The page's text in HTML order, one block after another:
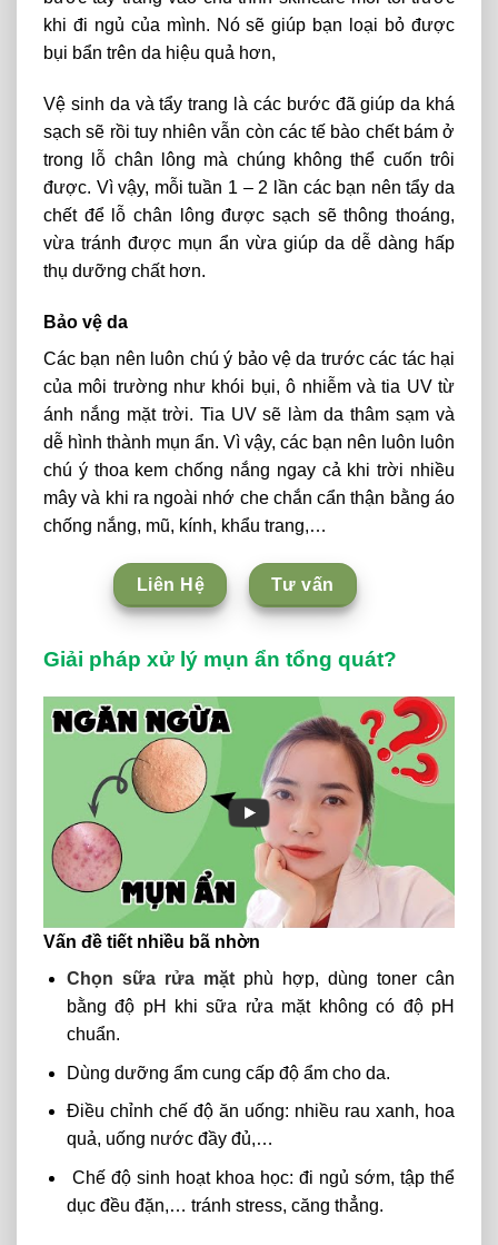
khi đi ngủ của mình. Nó sẽ giúp bạn loại bỏ được
bụi bẩn trên da hiệu quả hơn,
Vệ sinh da và tẩy trang là các bước đã giúp da khá
sạch sẽ rồi tuy nhiên vẫn còn các tế bào chết bám ở
trong lỗ chân lông mà chúng không thể cuốn trôi
được. Vì vậy, mỗi tuần 1 – 2 lần các bạn nên tẩy da
chết để lỗ chân lông được sạch sẽ thông thoáng,
vừa tránh được mụn ẩn vừa giúp da dễ dàng hấp
thụ dưỡng chất hơn.
Bảo vệ da
Các bạn nên luôn chú ý bảo vệ da trước các tác hại
của môi trường như khói bụi, ô nhiễm và tia UV từ
ánh nắng mặt trời. Tia UV sẽ làm da thâm sạm và
dễ hình thành mụn ẩn. Vì vậy, các bạn nên luôn luôn
chú ý thoa kem chống nắng ngay cả khi trời nhiều
mây và khi ra ngoài nhớ che chắn cẩn thận bằng áo
chống nắng, mũ, kính, khẩu trang,…
Liên Hệ Tư vấn
Giải pháp xử lý mụn ẩn tổng quát?
Vấn đề tiết nhiều bã nhờn
Chọn sữa rửa mặt phù hợp, dùng toner cân
bằng độ pH khi sữa rửa mặt không có độ pH
chuẩn.
Dùng dưỡng ẩm cung cấp độ ẩm cho da.
Điều chỉnh chế độ ăn uống: nhiều rau xanh, hoa
quả, uống nước đầy đủ,…
Chế độ sinh hoạt khoa học: đi ngủ sớm, tập thể
dục đều đặn,… tránh stress, căng thẳng.